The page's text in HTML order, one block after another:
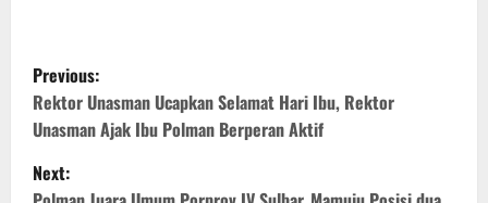
P
o
s
Previous:
Rektor Unasman Ucapkan Selamat Hari Ibu, Rektor
Unasman Ajak Ibu Polman Berperan Aktif
Next: